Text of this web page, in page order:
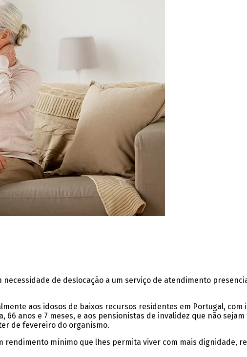
necessidade de deslocação a um serviço de atendimento
aos idosos de baixos recursos residentes em Portugal, com
66 anos e 7 meses, e aos pensionistas de invalidez que não
de fevereiro do organismo.
rendimento mínimo que lhes permita viver com mais dignidade,